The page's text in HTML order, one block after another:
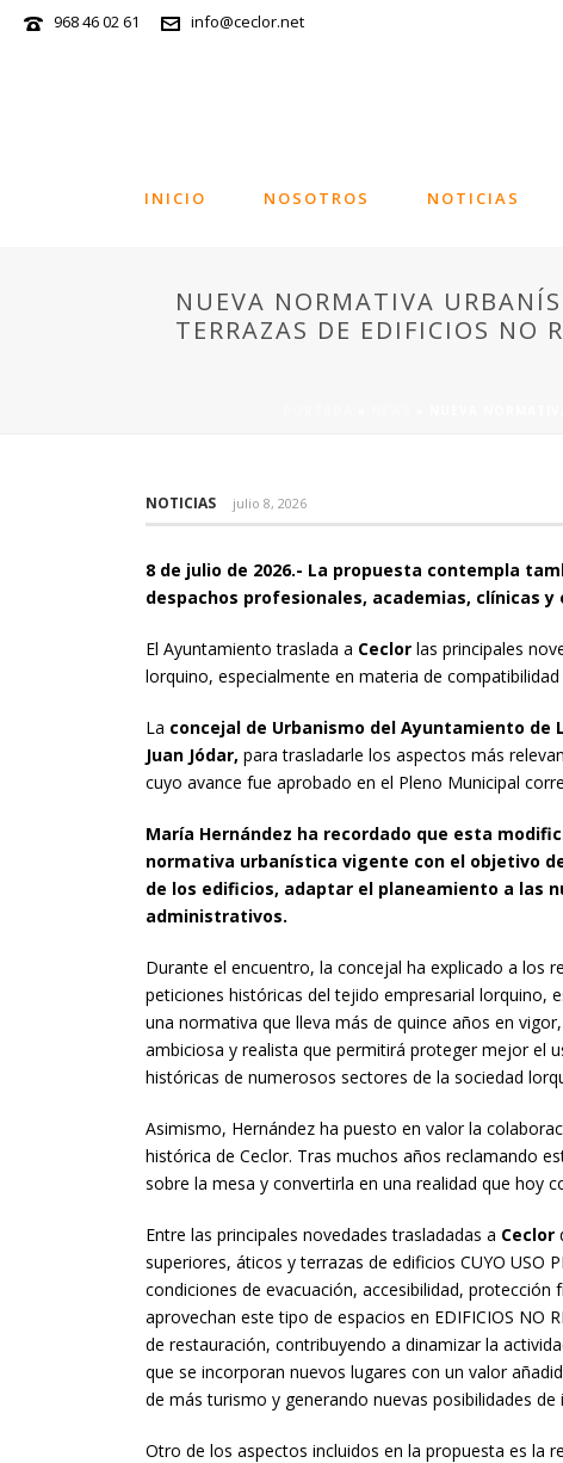
968 46 02 61 info@ceclor.net
INICIO NOSOTROS NOTICIAS
NUEVA NORMATIVA
TERRAZAS DE EDIFICIOS NO
NOTICIAS julio 8, 2026
8 de julio de 2026.- La propuesta contempla
despachos profesionales, academias, clínicas
El Ayuntamiento traslada a Ceclor las principales
lorquino, especialmente en materia de
La concejal de Urbanismo del Ayuntamiento de
Juan Jódar, para trasladarle los aspectos más
cuyo avance fue aprobado en el Pleno Municipal
María Hernández ha recordado que esta
normativa urbanística vigente con el objetivo
de los edificios, adaptar el planeamiento a las
administrativos.
Durante el encuentro, la concejal ha explicado a los
peticiones históricas del tejido empresarial lorquino,
una normativa que lleva más de quince años en
ambiciosa y realista que permitirá proteger mejor el
históricas de numerosos sectores de la sociedad
Asimismo, Hernández ha puesto en valor la
histórica de Ceclor. Tras muchos años reclamando
sobre la mesa y convertirla en una realidad que hoy
Entre las principales novedades trasladadas a Ceclor
superiores, áticos y terrazas de edificios CUYO USO
condiciones de evacuación, accesibilidad,
aprovechan este tipo de espacios en EDIFICIOS NO
de restauración, contribuyendo a dinamizar la
que se incorporan nuevos lugares con un valor
de más turismo y generando nuevas posibilidades
Otro de los aspectos incluidos en la propuesta es la